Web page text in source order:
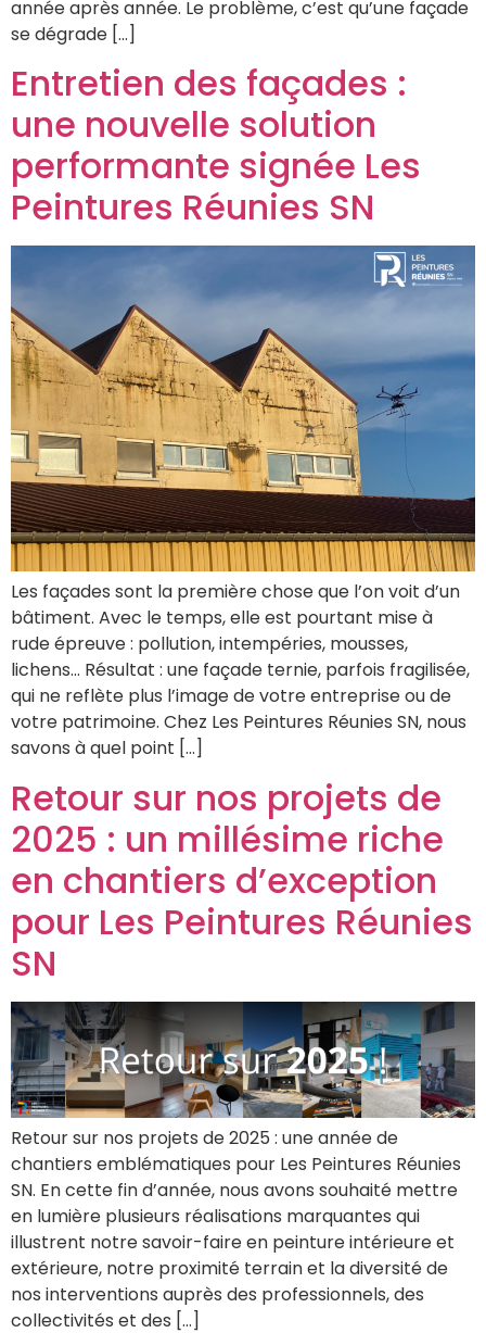
année après année. Le problème, c’est qu’une façade
se dégrade […]
Entretien des façades :
une nouvelle solution
performante signée Les
Peintures Réunies SN
Les façades sont la première chose que l’on voit d’un
bâtiment. Avec le temps, elle est pourtant mise à
rude épreuve : pollution, intempéries, mousses,
lichens… Résultat : une façade ternie, parfois fragilisée,
qui ne reflète plus l’image de votre entreprise ou de
votre patrimoine. Chez Les Peintures Réunies SN, nous
savons à quel point […]
Retour sur nos projets de
2025 : un millésime riche
en chantiers d’exception
pour Les Peintures Réunies
SN
Retour sur nos projets de 2025 : une année de
chantiers emblématiques pour Les Peintures Réunies
SN. En cette fin d’année, nous avons souhaité mettre
en lumière plusieurs réalisations marquantes qui
illustrent notre savoir-faire en peinture intérieure et
extérieure, notre proximité terrain et la diversité de
nos interventions auprès des professionnels, des
collectivités et des […]